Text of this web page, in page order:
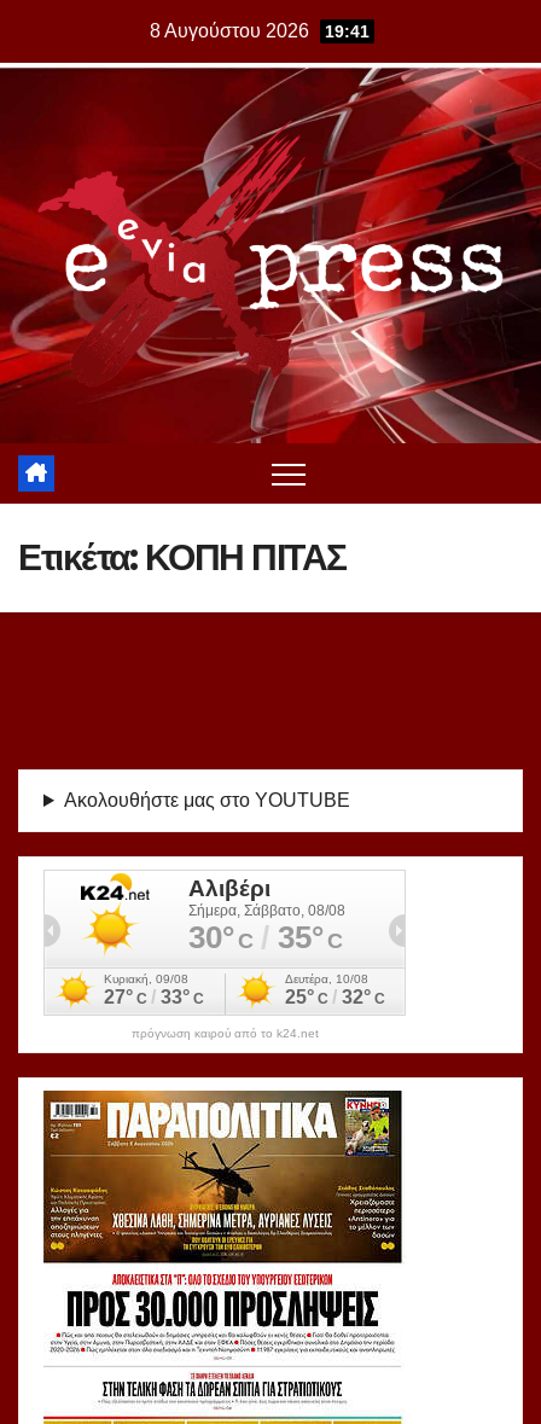
8 Αυγούστου 2026 19:41
Ετικέτα: ΚΟΠΗ ΠΙΤΑΣ
Ακολουθήστε μας στο YOUTUBE
πρόγνωση καιρού από το k24.net